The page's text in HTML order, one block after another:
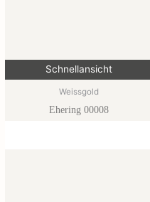
Schnellansicht
Weissgold
Ehering 00008